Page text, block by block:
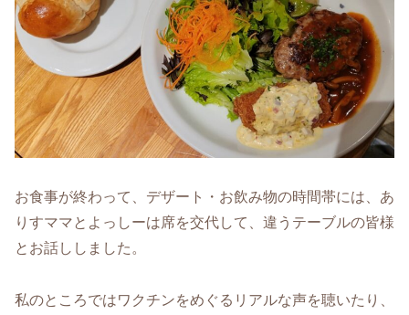
お食事が終わって、デザート・お飲み物の時間帯には、あ
りすママとよっしーは席を交代して、違うテーブルの皆様
とお話ししました。
私のところではワクチンをめぐるリアルな声を聴いたり、